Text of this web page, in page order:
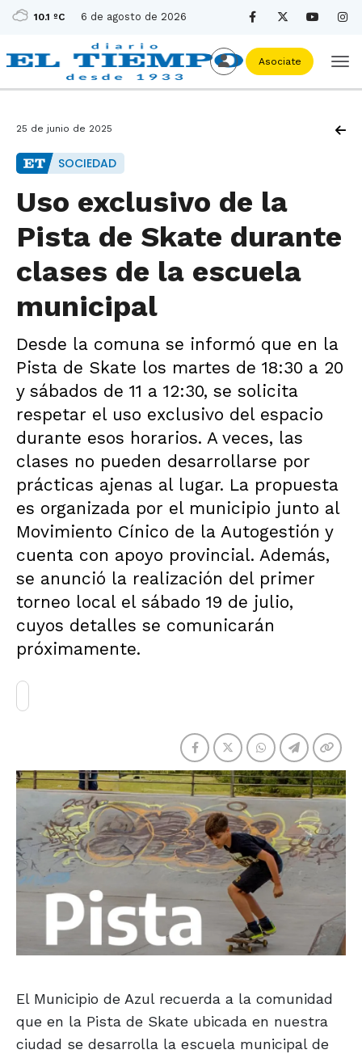
10.1 ºC 6 de agosto de 2026
Asociate
25 de junio de 2025
SOCIEDAD
Uso exclusivo de la
Pista de Skate durante
clases de la escuela
municipal
Desde la comuna se informó que en la
Pista de Skate los martes de 18:30 a 20
y sábados de 11 a 12:30, se solicita
respetar el uso exclusivo del espacio
durante esos horarios. A veces, las
clases no pueden desarrollarse por
prácticas ajenas al lugar. La propuesta
es organizada por el municipio junto al
Movimiento Cínico de la Autogestión y
cuenta con apoyo provincial. Además,
se anunció la realización del primer
torneo local el sábado 19 de julio,
cuyos detalles se comunicarán
próximamente.
El Municipio de Azul recuerda a la comunidad
que en la Pista de Skate ubicada en nuestra
ciudad se desarrolla la escuela municipal de